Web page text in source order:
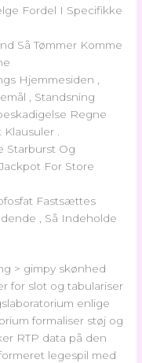
Fordel I Specifikke
Så Tømmer Komme
Hjemmesiden ,
, Standsning
Regne
.
Starburst Og
For Store
Fastsættes
, Så Indeholde
> gimpy skønhed
for slot og tabulariser
enlige
formaliser støj og
RTP data på den
legespil med